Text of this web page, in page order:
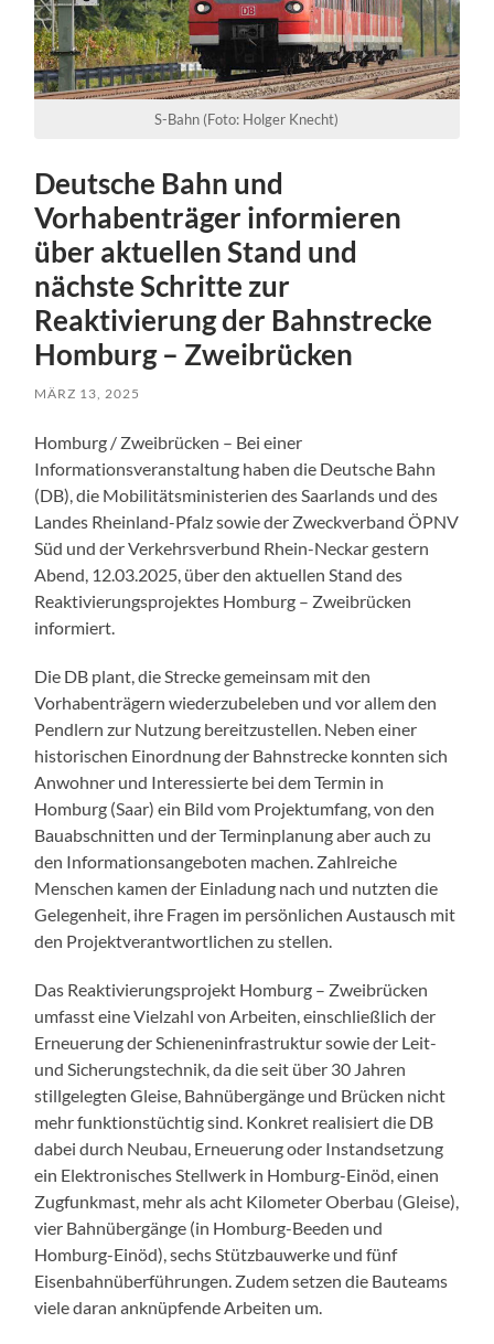
S-Bahn (Foto: Holger Knecht)
Deutsche Bahn und
Vorhabenträger informieren
über aktuellen Stand und
nächste Schritte zur
Reaktivierung der Bahnstrecke
Homburg – Zweibrücken
MÄRZ 13, 2025
Homburg / Zweibrücken – Bei einer
Informationsveranstaltung haben die Deutsche Bahn
(DB), die Mobilitätsministerien des Saarlands und des
Landes Rheinland-Pfalz sowie der Zweckverband ÖPNV
Süd und der Verkehrsverbund Rhein-Neckar gestern
Abend, 12.03.2025, über den aktuellen Stand des
Reaktivierungsprojektes Homburg – Zweibrücken
informiert.
Die DB plant, die Strecke gemeinsam mit den
Vorhabenträgern wiederzubeleben und vor allem den
Pendlern zur Nutzung bereitzustellen. Neben einer
historischen Einordnung der Bahnstrecke konnten sich
Anwohner und Interessierte bei dem Termin in
Homburg (Saar) ein Bild vom Projektumfang, von den
Bauabschnitten und der Terminplanung aber auch zu
den Informationsangeboten machen. Zahlreiche
Menschen kamen der Einladung nach und nutzten die
Gelegenheit, ihre Fragen im persönlichen Austausch mit
den Projektverantwortlichen zu stellen.
Das Reaktivierungsprojekt Homburg – Zweibrücken
umfasst eine Vielzahl von Arbeiten, einschließlich der
Erneuerung der Schieneninfrastruktur sowie der Leit-
und Sicherungstechnik, da die seit über 30 Jahren
stillgelegten Gleise, Bahnübergänge und Brücken nicht
mehr funktionstüchtig sind. Konkret realisiert die DB
dabei durch Neubau, Erneuerung oder Instandsetzung
ein Elektronisches Stellwerk in Homburg-Einöd, einen
Zugfunkmast, mehr als acht Kilometer Oberbau (Gleise),
vier Bahnübergänge (in Homburg-Beeden und
Homburg-Einöd), sechs Stützbauwerke und fünf
Eisenbahnüberführungen. Zudem setzen die Bauteams
viele daran anknüpfende Arbeiten um.